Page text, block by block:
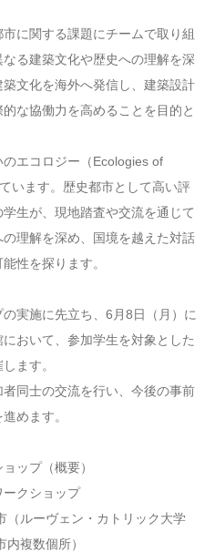
に関する課題にチームで取り組
る建築文化や歴史への理解を深
文化を海外へ発信し、建築設計
な協働力を高めることを目的と
エコロジー（Ecologies of
います。歴史都市として高い評
生が、現地踏査や交流を通じて
理解を深め、国境を越えた対話
性を探ります。
実施に先立ち、6月8日（月）に
おいて、参加学生を対象とした
ます。
同士の交流を行い、今後の事前
めます。
ップ（概要）
クショップ
（ルーヴェン・カトリック大学
内複数個所）